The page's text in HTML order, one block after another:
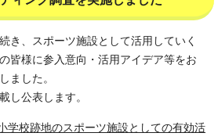
き、スポーツ施設として活用していく
皆様に参入意向・活用アイデア等をお
ました。
し公表します。
学校跡地のスポーツ施設としての有効活